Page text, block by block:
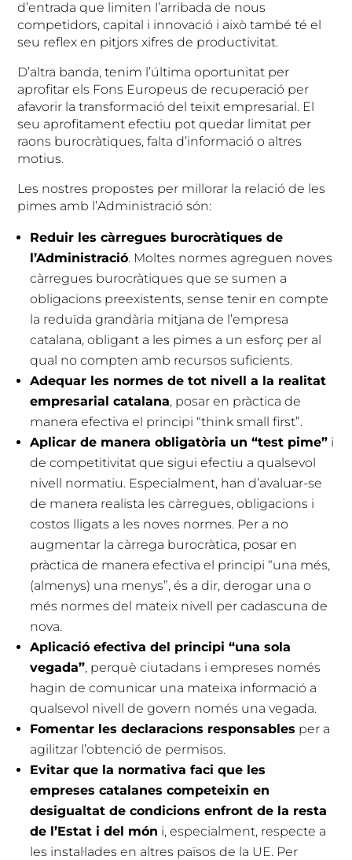
d’entrada que limiten l’arribada de nous
competidors, capital i innovació i això també té el
seu reflex en pitjors xifres de productivitat.
D’altra banda, tenim l’última oportunitat per
aprofitar els Fons Europeus de recuperació per
afavorir la transformació del teixit empresarial. El
seu aprofitament efectiu pot quedar limitat per
raons burocràtiques, falta d’informació o altres
motius.
Les nostres propostes per millorar la relació de les
pimes amb l’Administració són:
Reduir les càrregues burocràtiques de
l’Administració. Moltes normes agreguen noves
càrregues burocràtiques que se sumen a
obligacions preexistents, sense tenir en compte
la reduïda grandària mitjana de l’empresa
catalana, obligant a les pimes a un esforç per al
qual no compten amb recursos suficients.
Adequar les normes de tot nivell a la realitat
empresarial catalana, posar en pràctica de
manera efectiva el principi “think small first”.
Aplicar de manera obligatòria un “test pime” i
de competitivitat que sigui efectiu a qualsevol
nivell normatiu. Especialment, han d’avaluar-se
de manera realista les càrregues, obligacions i
costos lligats a les noves normes. Per a no
augmentar la càrrega burocràtica, posar en
pràctica de manera efectiva el principi “una més,
(almenys) una menys”, és a dir, derogar una o
més normes del mateix nivell per cadascuna de
nova.
Aplicació efectiva del principi “una sola
vegada”, perquè ciutadans i empreses només
hagin de comunicar una mateixa informació a
qualsevol nivell de govern només una vegada.
Fomentar les declaracions responsables per a
agilitzar l’obtenció de permisos.
Evitar que la normativa faci que les
empreses catalanes competeixin en
desigualtat de condicions enfront de la resta
de l’Estat i del món i, especialment, respecte a
les instal·lades en altres països de la UE. Per